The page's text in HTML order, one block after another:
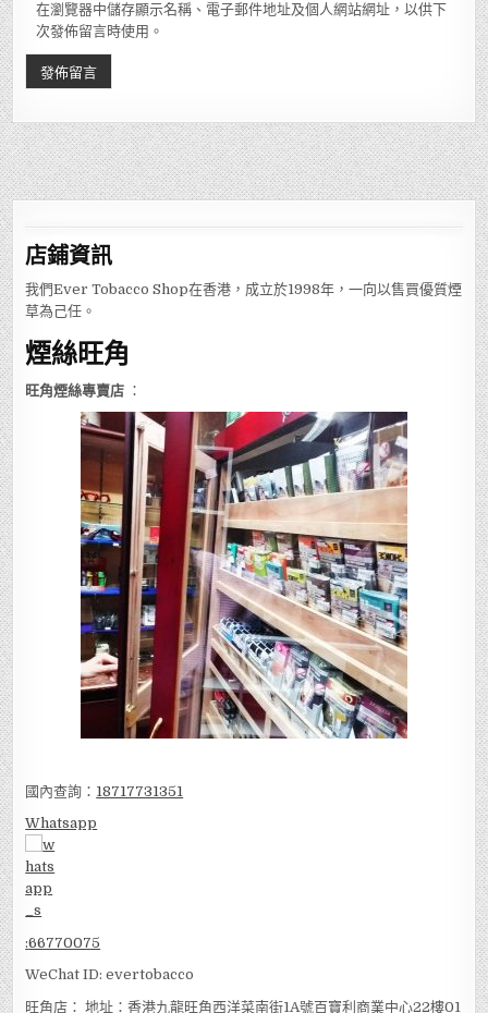
在瀏覽器中儲存顯示名稱、電子郵件地址及個人網站網址，以供下
次發佈留言時使用。
店鋪資訊
我們Ever Tobacco Shop在香港，成立於1998年，一向以售買優質煙
草為己任。
煙絲旺角
旺角煙絲專賣店 ：
國內查詢： 18717731351
Whatsapp
:66770075
WeChat ID: evertobacco
旺角店： 地址：香港九龍旺角西洋菜南街1A號百寶利商業中心22樓01